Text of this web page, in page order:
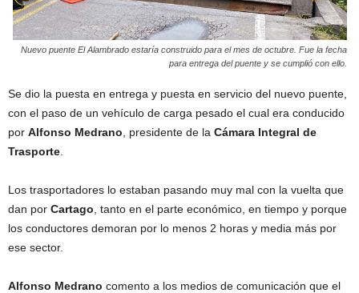
Nuevo puente El Alambrado estaría construido para el mes de octubre. Fue la fecha
para entrega del puente y se cumplió con ello.
Se dio la puesta en entrega y puesta en servicio del nuevo puente,
con el paso de un vehículo de carga pesado el cual era conducido
por Alfonso Medrano, presidente de la Cámara Integral de
Trasporte.
Los trasportadores lo estaban pasando muy mal con la vuelta que
dan por Cartago, tanto en el parte económico, en tiempo y porque
los conductores demoran por lo menos 2 horas y media más por
ese sector.
Alfonso Medrano comento a los medios de comunicación que el